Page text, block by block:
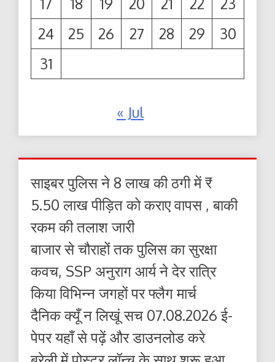
24
25 26 27 28 29
30
31
« Jul
साइबर पुलिस ने 8 लाख की ठगी में ₹
5.50 लाख पीड़ित को कराए वापस , बाकी
रकम की तलाश जारी
बाजार से चौराहों तक पुलिस का सुरक्षा
कवच, SSP अनुराग आर्य ने देर रात्रि
किया विभिन्न जगहों पर फ्लैग मार्च
दैनिक क्यूँ न लिखूं सच 07.08.2026 ई-
पेपर यहाँ से पढ़ें और डाउनलोड करे